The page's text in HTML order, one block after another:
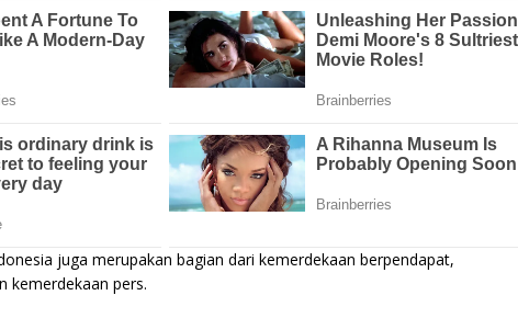
juga merupakan bagian dari kemerdekaan berpendapat,
kemerdekaan pers.